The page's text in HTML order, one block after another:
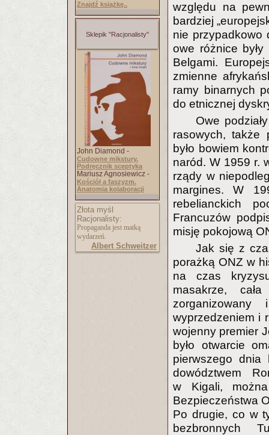
Znajdź książkę..
Sklepik "Racjonalisty"
John Diamond -
Cudowne mikstury.
Podręcznik sceptyka
Mariusz Agnosiewicz -
Kościół a faszyzm.
Anatomia kolaboracji
Złota myśl
Racjonalisty:
Propaganda jest matką
wydarzeń.
Albert Schweitzer
względu na
bardziej
nie przypadkowo
owe różnice
Belgami.
zmienne
ramy binarnych
do etnicznej
Owe
rasowych, także
było bowiem
naród. W 1959 r.
rządy w
margines. W
rebelianckich
Francuzów
misję pokojową
Jak się z
porażką ONZ w
na czas
masakrze,
wyprzedzeniem i
wojenny premier
było otwarcie
pierwszego dnia
dowództwem
w Kigali,
Bezpieczeństwa
Po drugie, co w
bezbronnych